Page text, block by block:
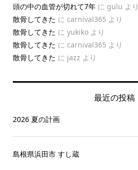
頭の中の血管が切れて7年に gulu より
散骨してきた に carnival365 より
散骨してきた に yukikoより
散骨してきた に carnival365 より
散骨してきた に jazz より
最近の投稿
2026 夏の計画
島根県浜田市 すし蔵